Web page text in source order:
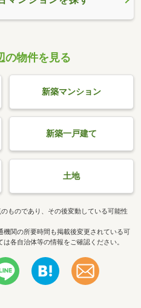
の物件を見る
新築マンション
新築一戸建て
土地
ものであり、その後変動している可能性
関の所要時間も掲載後変更されている可
各自治体等の情報をご確認ください。